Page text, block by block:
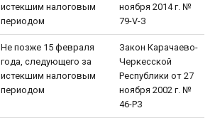
истекшим налоговым
периодом
ноября 2014 г. №
79-V-З
Не позже 15 февраля
года, следующего за
истекшим налоговым
периодом
Закон Карачаево-
Черкесской
Республики от 27
ноября 2002 г. №
46-РЗ